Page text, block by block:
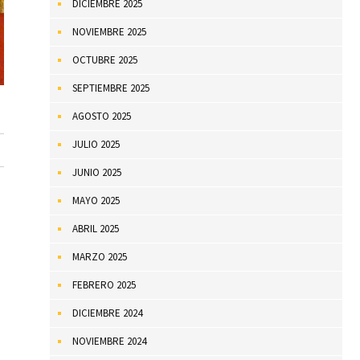
DICIEMBRE 2025
NOVIEMBRE 2025
OCTUBRE 2025
SEPTIEMBRE 2025
AGOSTO 2025
JULIO 2025
JUNIO 2025
MAYO 2025
ABRIL 2025
MARZO 2025
FEBRERO 2025
DICIEMBRE 2024
NOVIEMBRE 2024